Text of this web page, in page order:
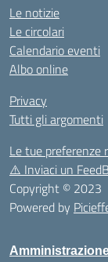
Le notizie
Le circolari
Calendario eventi
Albo online
Privacy
Tutti gli argomenti
Le tue preferenze
⚠️ Inviaci un
Copyright © 2023
Powered by